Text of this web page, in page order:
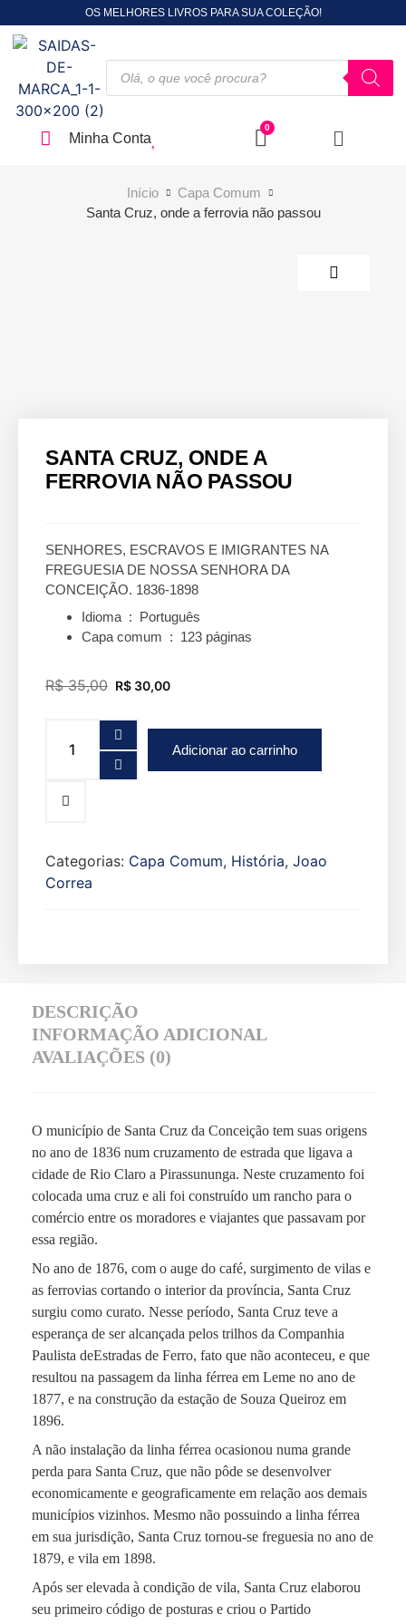
OS MELHORES LIVROS PARA SUA COLEÇÃO!
Minha Conta
Início
Capa Comum
Santa Cruz, onde a ferrovia não passou
SANTA CRUZ, ONDE A
FERROVIA NÃO PASSOU
SENHORES, ESCRAVOS E IMIGRANTES NA
FREGUESIA DE NOSSA SENHORA DA
CONCEIÇÃO. 1836-1898
Idioma ‏ : ‎ Português
Capa comum ‏ : ‎ 123 páginas
R$35,00 R$ 30,00
Adicionar ao carrinho
Categorias: Capa Comum, História, Joao
Correa
DESCRIÇÃO
INFORMAÇÃO ADICIONAL
AVALIAÇÕES (0)
O município de Santa Cruz da Conceição tem suas origens
no ano de 1836 num cruzamento de estrada que ligava a
cidade de Rio Claro a Pirassununga. Neste cruzamento foi
colocada uma cruz e ali foi construído um rancho para o
comércio entre os moradores e viajantes que passavam por
essa região.
No ano de 1876, com o auge do café, surgimento de vilas e
as ferrovias cortando o interior da província, Santa Cruz
surgiu como curato. Nesse período, Santa Cruz teve a
esperança de ser alcançada pelos trilhos da Companhia
Paulista deEstradas de Ferro, fato que não aconteceu, e que
resultou na passagem da linha férrea em Leme no ano de
1877, e na construção da estação de Souza Queiroz em
1896.
A não instalação da linha férrea ocasionou numa grande
perda para Santa Cruz, que não pôde se desenvolver
economicamente e geograficamente em relação aos demais
municípios vizinhos. Mesmo não possuindo a linha férrea
em sua jurisdição, Santa Cruz tornou-se freguesia no ano de
1879, e vila em 1898.
Após ser elevada à condição de vila, Santa Cruz elaborou
seu primeiro código de posturas e criou o Partido